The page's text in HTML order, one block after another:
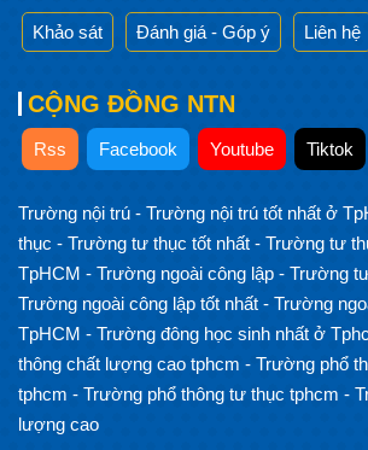
Khảo sát Đánh giá - Góp ý Liên hệ
CỘNG ĐỒNG NTN
Rss Facebook Youtube Tiktok
Trường nội trú - Trường nội trú tốt nhất ở
thục - Trường tư thục tốt nhất - Trường tư
TpHCM - Trường ngoài công lập - Trường
Trường ngoài công lập tốt nhất - Trường
TpHCM - Trường đông học sinh nhất ở
thông chất lượng cao tphcm - Trường phổ
tphcm - Trường phổ thông tư thục tphcm -
lượng cao